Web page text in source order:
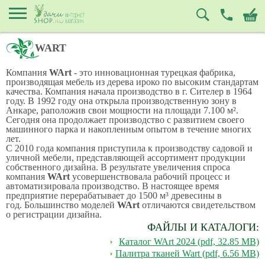
WART
Компания WArt - это инновационная турецкая фабрика,
производящая мебель из дерева ироко по высоким стандартам
качества. Компания начала производство в г. Сителер в 1964
году. В 1992 году она открыла производственную зону в
Анкаре, раположив свои мощности на площади 7.100 м².
Сегодня она продолжает производство с развитием своего
машинного парка и накопленным опытом в течение многих
лет.
С 2010 года компания приступила к производству садовой и
уличной мебели, представляющей ассортимент продукции
собственного дизайна. В результате увеличения спроса
компания WArt усовершенствовала рабочий процесс и
автоматизировала производство. В настоящее время
предприятие перерабатывает до 1500 м³ древесины в
год. Большинство моделей WArt отличаются свидетельством
о регистрации дизайна.
ФАЙЛЫ И КАТАЛОГИ:
Каталог WArt 2024 (pdf, 32.85 MB)
Палитра тканей Wart (pdf, 6.56 MB)